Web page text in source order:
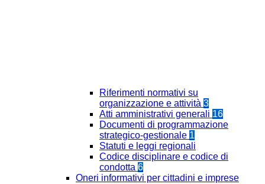
Riferimenti normativi su
organizzazione e attività 3
Atti amministrativi generali 16
Documenti di programmazione
strategico-gestionale 1
Statuti e leggi regionali
Codice disciplinare e codice di
condotta 6
Oneri informativi per cittadini e imprese